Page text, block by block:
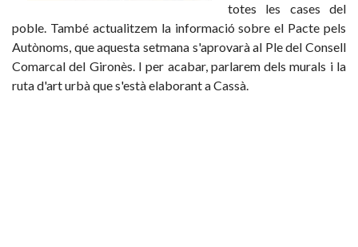
totes les cases del
poble. També actualitzem la informació sobre el Pacte pels
Autònoms, que aquesta setmana s'aprovarà al Ple del Consell
Comarcal del Gironès. I per acabar, parlarem dels murals i la
ruta d'art urbà que s'està elaborant a Cassà.